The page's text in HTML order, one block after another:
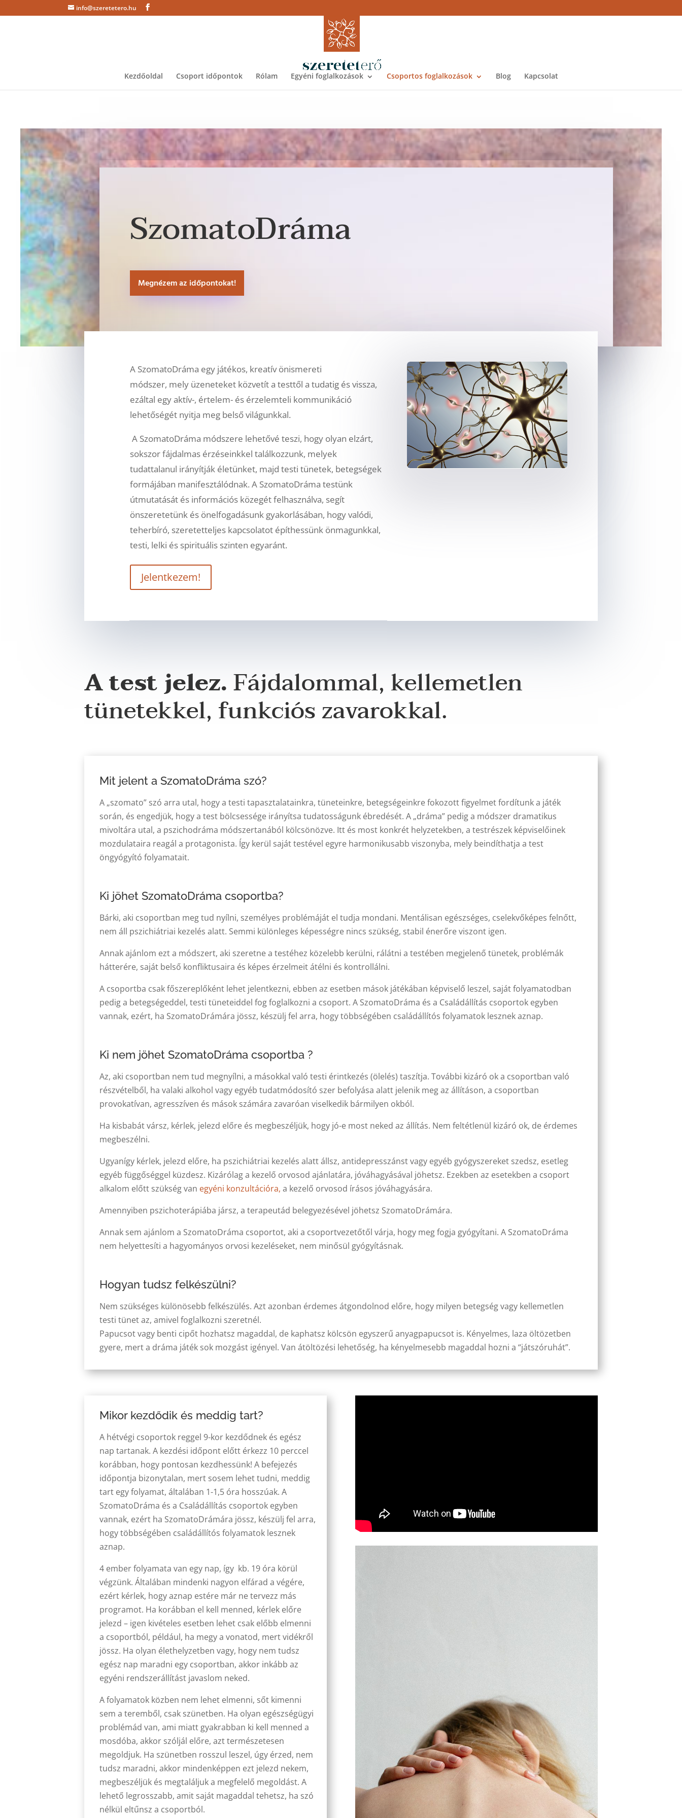
info@szeretetero.hu
Kezdőoldal Csoport időpontok Rólam Egyéni foglalkozások Csoportos foglalkozások Blog Kapcsolat
SzomatoDráma
Megnézem az időpontokat!
A SzomatoDráma egy játékos, kreatív önismereti
módszer, mely üzeneteket közvetít a testtől a tudatig és vissza,
ezáltal egy aktív-, értelem- és érzelemteli kommunikáció
lehetőségét nyitja meg belső világunkkal.
A SzomatoDráma módszere lehetővé teszi, hogy olyan elzárt,
sokszor fájdalmas érzéseinkkel találkozzunk, melyek
tudattalanul irányítják életünket, majd testi tünetek, betegségek
formájában manifesztálódnak. A SzomatoDráma testünk
útmutatását és információs közegét felhasználva, segít
önszeretetünk és önelfogadásunk gyakorlásában, hogy valódi,
teherbíró, szeretetteljes kapcsolatot építhessünk önmagunkkal,
testi, lelki és spirituális szinten egyaránt.
Jelentkezem!
A test jelez.Fájdalommal, kellemetlen
tünetekkel, funkciós zavarokkal.
Mit jelent a SzomatoDráma szó?
A „szomato” szó arra utal, hogy a testi tapasztalatainkra, tüneteinkre, betegségeinkre fokozott figyelmet fordítunk a játék
során, és engedjük, hogy a test bölcsessége irányítsa tudatosságunk ébredését. A „dráma” pedig a módszer dramatikus
mivoltára utal, a pszichodráma módszertanából kölcsönözve. Itt és most konkrét helyzetekben, a testrészek képviselőinek
mozdulataira reagál a protagonista. Így kerül saját testével egyre harmonikusabb viszonyba, mely beindíthatja a test
öngyógyító folyamatait.
Ki jöhet SzomatoDráma csoportba?
Bárki, aki csoportban meg tud nyílni, személyes problémáját el tudja mondani. Mentálisan egészséges, cselekvőképes felnőtt,
nem áll pszichiátriai kezelés alatt. Semmi különleges képességre nincs szükség, stabil énerőre viszont igen.
Annak ajánlom ezt a módszert, aki szeretne a testéhez közelebb kerülni, rálátni a testében megjelenő tünetek, problémák
hátterére, saját belső konfliktusaira és képes érzelmeit átélni és kontrollálni.
A csoportba csak főszereplőként lehet jelentkezni, ebben az esetben mások játékában képviselő leszel, saját folyamatodban
pedig a betegségeddel, testi tüneteiddel fog foglalkozni a csoport. A SzomatoDráma és a Családállítás csoportok egyben
vannak, ezért, ha SzomatoDrámára jössz, készülj fel arra, hogy többségében családállítós folyamatok lesznek aznap.
Ki nem jöhet SzomatoDráma csoportba ?
Az, aki csoportban nem tud megnyílni, a másokkal való testi érintkezés (ölelés) taszítja. További kizáró ok a csoportban való
részvételből, ha valaki alkohol vagy egyéb tudatmódosító szer befolyása alatt jelenik meg az állításon, a csoportban
provokatívan, agresszíven és mások számára zavaróan viselkedik bármilyen okból.
Ha kisbabát vársz, kérlek, jelezd előre és megbeszéljük, hogy jó-e most neked az állítás. Nem feltétlenül kizáró ok, de érdemes
megbeszélni.
Ugyanígy kérlek, jelezd előre, ha pszichiátriai kezelés alatt állsz, antidepresszánst vagy egyéb gyógyszereket szedsz, esetleg
egyéb függőséggel küzdesz. Kizárólag a kezelő orvosod ajánlatára, jóváhagyásával jöhetsz. Ezekben az esetekben a csoport
alkalom előtt szükség van egyéni konzultációra, a kezelő orvosod írásos jóváhagyására.
Amennyiben pszichoterápiába jársz, a terapeutád belegyezésével jöhetsz SzomatoDrámára.
Annak sem ajánlom a SzomatoDráma csoportot, aki a csoportvezetőtől várja, hogy meg fogja gyógyítani. A SzomatoDráma
nem helyettesíti a hagyományos orvosi kezeléseket, nem minősül gyógyításnak.
Hogyan tudsz felkészülni?
Nem szükséges különösebb felkészülés. Azt azonban érdemes átgondolnod előre, hogy milyen betegség vagy kellemetlen
testi tünet az, amivel foglalkozni szeretnél.
Papucsot vagy benti cipőt hozhatsz magaddal, de kaphatsz kölcsön egyszerű anyagpapucsot is. Kényelmes, laza öltözetben
gyere, mert a dráma játék sok mozgást igényel. Van átöltözési lehetőség, ha kényelmesebb magaddal hozni a “játszóruhát”.
Mikor kezdődik és meddig tart?
A hétvégi csoportok reggel 9-kor kezdődnek és egész
nap tartanak. A kezdési időpont előtt érkezz 10 perccel
korábban, hogy pontosan kezdhessünk! A befejezés
időpontja bizonytalan, mert sosem lehet tudni, meddig
tart egy folyamat, általában 1-1,5 óra hosszúak. A
SzomatoDráma és a Családállítás csoportok egyben
vannak, ezért ha SzomatoDrámára jössz, készülj fel arra,
hogy többségében családállítós folyamatok lesznek
aznap.
4 ember folyamata van egy nap, így kb. 19 óra körül
végzünk. Általában mindenki nagyon elfárad a végére,
ezért kérlek, hogy aznap estére már ne tervezz más
programot. Ha korábban el kell menned, kérlek előre
jelezd – igen kivételes esetben lehet csak előbb elmenni
a csoportból, például, ha megy a vonatod, mert vidékről
jössz. Ha olyan élethelyzetben vagy, hogy nem tudsz
egész nap maradni egy csoportban, akkor inkább az
egyéni rendszerállítást javaslom neked.
A folyamatok közben nem lehet elmenni, sőt kimenni
sem a teremből, csak szünetben. Ha olyan egészségügyi
problémád van, ami miatt gyakrabban ki kell menned a
mosdóba, akkor szóljál előre, azt természetesen
megoldjuk. Ha szünetben rosszul leszel, úgy érzed, nem
tudsz maradni, akkor mindenképpen ezt jelezd nekem,
megbeszéljük és megtaláljuk a megfelelő megoldást. A
lehető legrosszabb, amit saját magaddal tehetsz, ha szó
nélkül eltűnsz a csoportból.